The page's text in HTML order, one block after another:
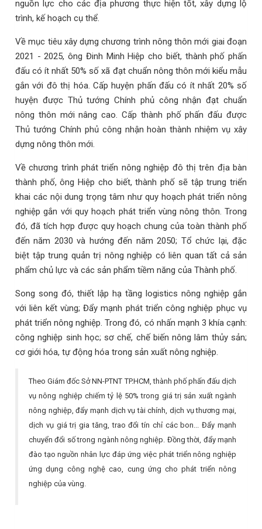
nguồn lực cho các địa phương thực hiện tốt, xây dựng lộ
trình, kế hoạch cụ thể.
Về mục tiêu xây dựng chương trình nông thôn mới giai đoạn
2021 - 2025, ông Đinh Minh Hiệp cho biết, thành phố phấn
đấu có ít nhất 50% số xã đạt chuẩn nông thôn mới kiểu mẫu
gắn với đô thị hóa. Cấp huyện phấn đấu có ít nhất 20% số
huyện được Thủ tướng Chính phủ công nhận đạt chuẩn
nông thôn mới nâng cao. Cấp thành phố phấn đấu được
Thủ tướng Chính phủ công nhận hoàn thành nhiệm vụ xây
dựng nông thôn mới.
Về chương trình phát triển nông nghiệp đô thị trên địa bàn
thành phố, ông Hiệp cho biết, thành phố sẽ tập trung triển
khai các nội dung trọng tâm như quy hoạch phát triển nông
nghiệp gắn với quy hoạch phát triển vùng nông thôn. Trong
đó, đã tích hợp được quy hoạch chung của toàn thành phố
đến năm 2030 và hướng đến năm 2050; Tổ chức lại, đặc
biệt tập trung quản trị nông nghiệp có liên quan tất cả sản
phẩm chủ lực và các sản phẩm tiềm năng của Thành phố.
Song song đó, thiết lập hạ tầng logistics nông nghiệp gắn
với liên kết vùng; Đẩy mạnh phát triển công nghiệp phục vụ
phát triển nông nghiệp. Trong đó, có nhấn mạnh 3 khía cạnh:
công nghiệp sinh học; sơ chế, chế biến nông lâm thủy sản;
cơ giới hóa, tự động hóa trong sản xuất nông nghiệp.
Theo Giám đốc Sở NN-PTNT TP.HCM, thành phố phấn đấu dịch
vụ nông nghiệp chiếm tỷ lệ 50% trong giá trị sản xuất ngành
nông nghiệp, đẩy mạnh dịch vụ tài chính, dịch vụ thương mại,
dịch vụ giá trị gia tăng, trao đổi tín chỉ các bon... Đẩy mạnh
chuyển đổi số trong ngành nông nghiệp. Đồng thời, đẩy mạnh
đào tạo nguồn nhân lực đáp ứng việc phát triển nông nghiệp
ứng dụng công nghệ cao, cung ứng cho phát triển nông
nghiệp của vùng.